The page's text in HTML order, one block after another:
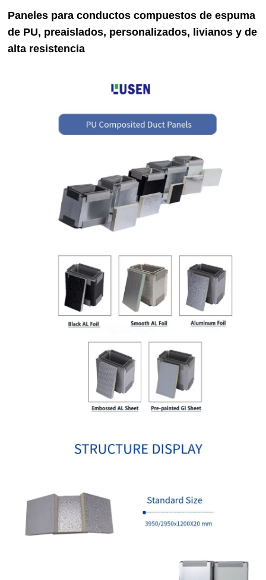
Paneles para conductos compuestos de espuma
de PU, preaislados, personalizados, livianos y de
alta resistencia